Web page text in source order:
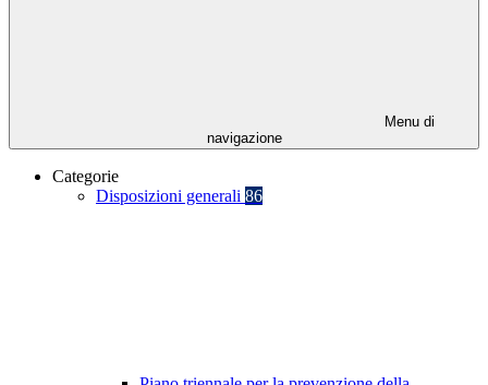
Menu di
navigazione
Categorie
Disposizioni generali 86